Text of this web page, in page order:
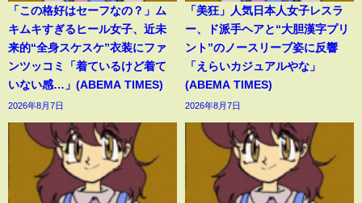
「この格好はセーフなの？」ム
キムキすぎるヒール女子、近未
来的“全身スケスケ”衣装にファ
ンツッコミ「着ているけど着て
いない感…」(ABEMA TIMES)
2026年8月7日
「美狂」人気日本人女子レスラ
ー、ド派手ヘアと“大胆漢字プリ
ント”のノースリーブ姿に反響
「えらいカジュアルやな」
(ABEMA TIMES)
2026年8月7日